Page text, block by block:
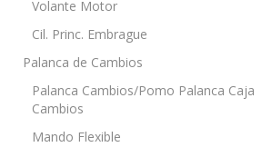
Volante Motor
Cil. Princ. Embrague
Palanca de Cambios
Palanca Cambios/Pomo Palanca Caja
Cambios
Mando Flexible